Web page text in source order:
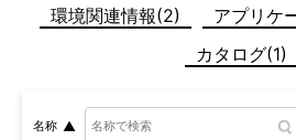
環境関連情報(2)
アプリケ
カタログ(1)
名称